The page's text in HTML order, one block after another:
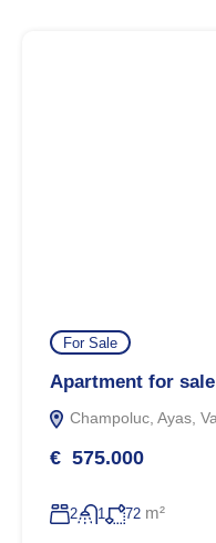
For Sale
Apartment for sale
Champoluc, Ayas,
€ 575.000
2 1 72 m²